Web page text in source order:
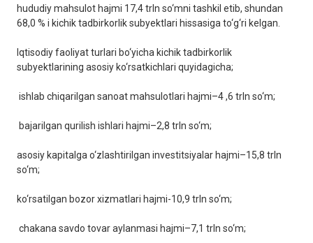
hududiy mahsulot hajmi 17,4 trln so‘mni tashkil etib, shundan
68,0 % i kichik tadbirkorlik subyektlari hissasiga to‘g‘ri kelgan.
Iqtisodiy faoliyat turlari bo‘yicha kichik tadbirkorlik
subyektlarining asosiy ko‘rsatkichlari quyidagicha;
ishlab chiqarilgan sanoat mahsulotlari hajmi–4 ,6 trln so‘m;
bajarilgan qurilish ishlari hajmi–2,8 trln so‘m;
asosiy kapitalga o‘zlashtirilgan investitsiyalar hajmi–15,8 trln
so‘m;
ko‘rsatilgan bozor xizmatlari hajmi-10,9 trln so‘m;
chakana savdo tovar aylanmasi hajmi–7,1 trln so‘m;